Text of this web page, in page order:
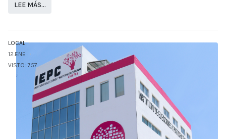
LEE MÁS…
LOCAL
12.ENE
VISTO: 757